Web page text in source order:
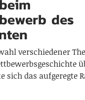
des
verschiedener
das aufgeregte